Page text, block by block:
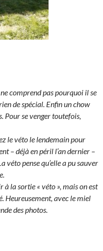
comprend pas pourquoi il se
de spécial. Enfin un chow
Pour se venger toutefois,
le véto le lendemain pour
– déjà en péril l’an dernier –
véto pense qu’elle a pu sauver
à la sortie « véto », mais on est
Heureusement, avec le miel
des photos.